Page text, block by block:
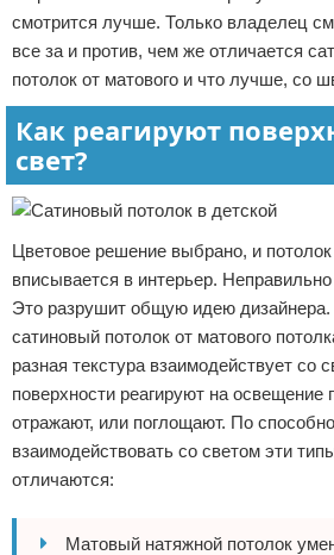
смотрится лучше. Только владелец
все за и против, чем же отличается
потолок от матового и что лучше, со
Как реагируют
свет?
Цветовое решение выбрано, и потолок
вписывается в интерьер.
Это разрушит общую идею дизайнера.
сатиновый потолок от матового
разная текстура взаимодействует со
поверхности реагируют на освещение
отражают, или поглощают. По
взаимодействовать со светом эти
отличаются:
Матовый натяжной потолок